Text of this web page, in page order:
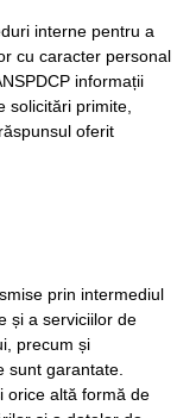
interne pentru a
cu caracter personal
informații
solicitări primite,
oferit
prin intermediul
și a serviciilor de
precum și
sunt garantate.
orice altă formă de